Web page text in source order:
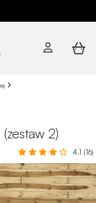
2)
4.1 (16)